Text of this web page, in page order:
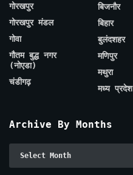
गोरखपुर
गोरखपुर मंडल
गोवा
गौतम बुद्ध नगर
(नोएडा)
चंडीगढ़
बिजनौर
बिहार
बुलंदशहर
मणिपुर
मथुरा
मध्य प्रदेश
Archive By Months